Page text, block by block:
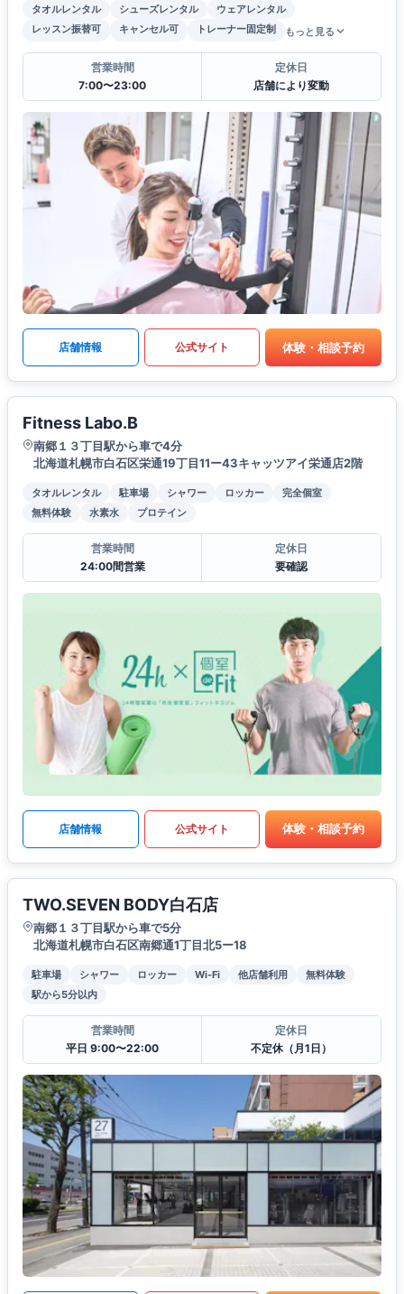
タオルレンタル シューズレンタル
ウェアレンタル
レッスン振替可
キャンセル可 トレーナー固定制 もっと見る
営業時間
7:00〜23:00
定休日
店舗により変動
店舗情報 公式サイト 体験・相談予約
Fitness Labo.B
南郷１３丁目駅から車で4分
北海道札幌市白石区栄通19丁目11ー43キャッツアイ栄通店2階
タオルレンタル 駐車場 シャワー ロッカー
完全個室
無料体験
水素水 プロテイン
営業時間
24:00間営業
定休日
要確認
店舗情報 公式サイト 体験・相談予約
TWO.SEVEN BODY白石店
南郷１３丁目駅から車で5分
北海道札幌市白石区南郷通1丁目北5ー18
駐車場 シャワー ロッカー Wi-Fi 他店舗利用
無料体験
駅から5分以内
営業時間
平日 9:00〜22:00
定休日
不定休（月1日）